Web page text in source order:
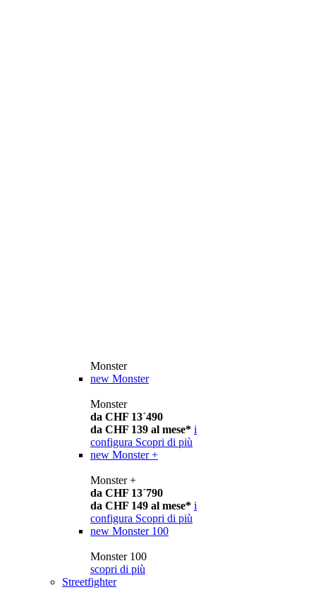
Monster
new Monster
Monster
da CHF 13´490
da CHF 139 al mese* i
configura Scopri di più
new Monster +
Monster +
da CHF 13´790
da CHF 149 al mese* i
configura Scopri di più
new Monster 100
Monster 100
scopri di più
Streetfighter